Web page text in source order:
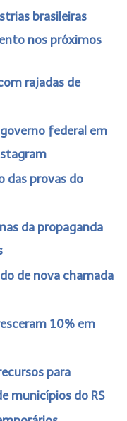
brasileiras
nos próximos
rajadas de
federal em
das provas do
da propaganda
de nova chamada
10% em
para
municípios do RS